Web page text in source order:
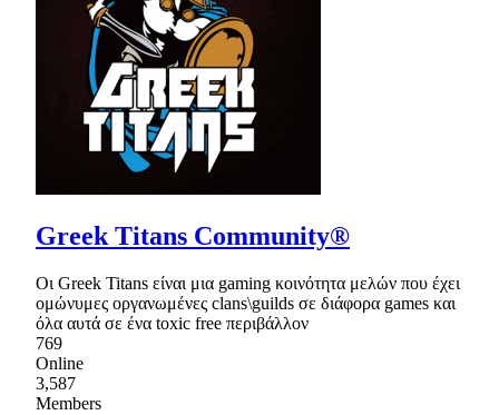
Greek Titans Community®
Oι Greek Titans είναι μια gaming κοινότητα μελών που έχει
ομώνυμες οργανωμένες clans\guilds σε διάφορα games και
όλα αυτά σε ένα toxic free περιβάλλον
769
Online
3,587
Members